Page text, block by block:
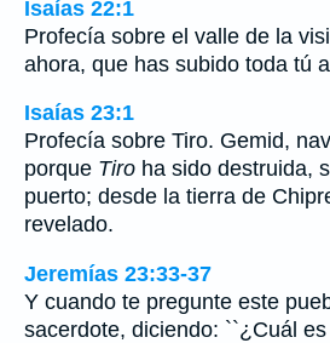
Isaías 22:1
Profecía sobre el valle de la
ahora, que has subido toda tú
Isaías 23:1
Profecía sobre Tiro. Gemid,
porque Tiro ha sido destruida,
puerto; desde la tierra de
revelado.
Jeremías 23:33-37
Y cuando te pregunte este
sacerdote, diciendo: ``¿Cuál